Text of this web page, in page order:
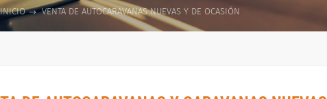
INICIO VENTA DE AUTOCARAVANAS NUEVAS Y DE OCASIÓN